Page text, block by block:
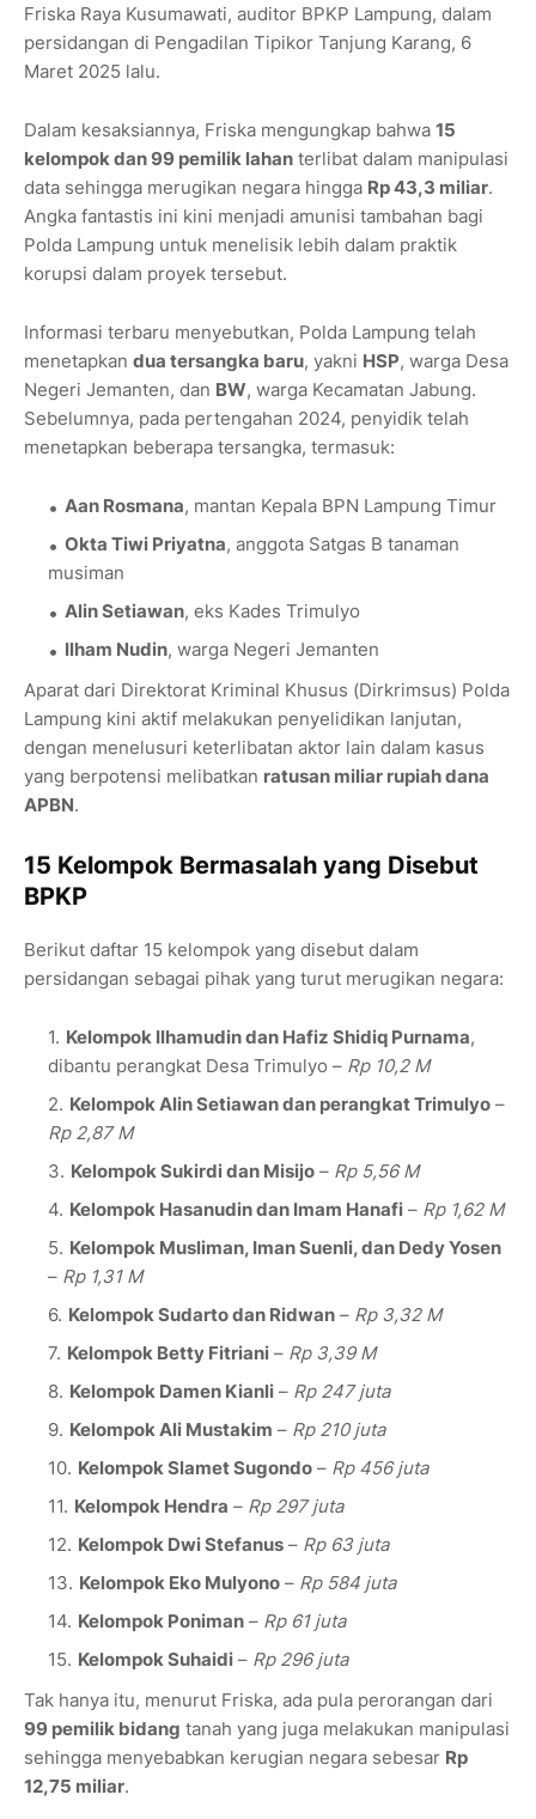
Friska Raya Kusumawati, auditor BPKP Lampung, dalam
persidangan di Pengadilan Tipikor Tanjung Karang, 6
Maret 2025 lalu.
Dalam kesaksiannya, Friska mengungkap bahwa 15
kelompok dan 99 pemilik lahan terlibat dalam manipulasi
data sehingga merugikan negara hingga Rp 43,3 miliar.
Angka fantastis ini kini menjadi amunisi tambahan bagi
Polda Lampung untuk menelisik lebih dalam praktik
korupsi dalam proyek tersebut.
Informasi terbaru menyebutkan, Polda Lampung telah
menetapkan dua tersangka baru, yakni HSP, warga Desa
Negeri Jemanten, dan BW, warga Kecamatan Jabung.
Sebelumnya, pada pertengahan 2024, penyidik telah
menetapkan beberapa tersangka, termasuk:
Aan Rosmana, mantan Kepala BPN Lampung Timur
Okta Tiwi Priyatna, anggota Satgas B tanaman
musiman
Alin Setiawan, eks Kades Trimulyo
Ilham Nudin, warga Negeri Jemanten
Aparat dari Direktorat Kriminal Khusus (Dirkrimsus) Polda
Lampung kini aktif melakukan penyelidikan lanjutan,
dengan menelusuri keterlibatan aktor lain dalam kasus
yang berpotensi melibatkan ratusan miliar rupiah dana
APBN.
15 Kelompok Bermasalah yang Disebut
BPKP
Berikut daftar 15 kelompok yang disebut dalam
persidangan sebagai pihak yang turut merugikan negara:
Kelompok Ilhamudin dan Hafiz Shidiq Purnama,
dibantu perangkat Desa Trimulyo – Rp 10,2 M
Kelompok Alin Setiawan dan perangkat Trimulyo –
Rp 2,87 M
Kelompok Sukirdi dan Misijo – Rp 5,56 M
Kelompok Hasanudin dan Imam Hanafi – Rp 1,62 M
Kelompok Musliman, Iman Suenli, dan Dedy Yosen
– Rp 1,31 M
Kelompok Sudarto dan Ridwan – Rp 3,32 M
Kelompok Betty Fitriani – Rp 3,39 M
Kelompok Damen Kianli – Rp 247 juta
Kelompok Ali Mustakim – Rp 210 juta
Kelompok Slamet Sugondo – Rp 456 juta
Kelompok Hendra – Rp 297 juta
Kelompok Dwi Stefanus – Rp 63 juta
Kelompok Eko Mulyono – Rp 584 juta
Kelompok Poniman – Rp 61 juta
Kelompok Suhaidi – Rp 296 juta
Tak hanya itu, menurut Friska, ada pula perorangan dari
99 pemilik bidang tanah yang juga melakukan manipulasi
sehingga menyebabkan kerugian negara sebesar Rp
12,75 miliar.